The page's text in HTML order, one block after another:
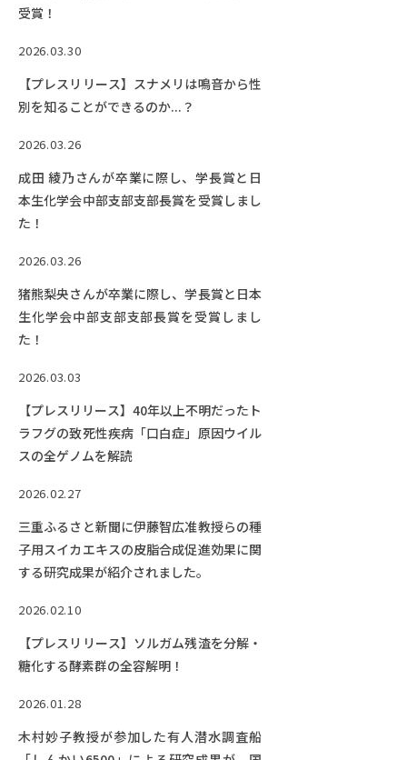
受賞！
2026.03.30
【プレスリリース】スナメリは鳴音から性
別を知ることができるのか...？
2026.03.26
成田 綾乃さんが卒業に際し、学長賞と日
本生化学会中部支部支部長賞を受賞しまし
た！
2026.03.26
猪熊梨央さんが卒業に際し、学長賞と日本
生化学会中部支部支部長賞を受賞しまし
た！
2026.03.03
【プレスリリース】40年以上不明だったト
ラフグの致死性疾病「口白症」原因ウイル
スの全ゲノムを解読
2026.02.27
三重ふるさと新聞に伊藤智広准教授らの種
子用スイカエキスの皮脂合成促進効果に関
する研究成果が紹介されました。
2026.02.10
【プレスリリース】ソルガム残渣を分解・
糖化する酵素群の全容解明！
2026.01.28
木村妙子教授が参加した有人潜水調査船